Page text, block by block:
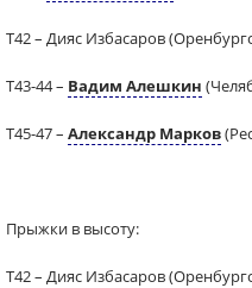
Т42 – Дияс Избасаров
Т43-44 – Вадим Алешкин
Т45-47 – Александр Марков
Прыжки в высоту:
Т42 – Дияс Избасаров